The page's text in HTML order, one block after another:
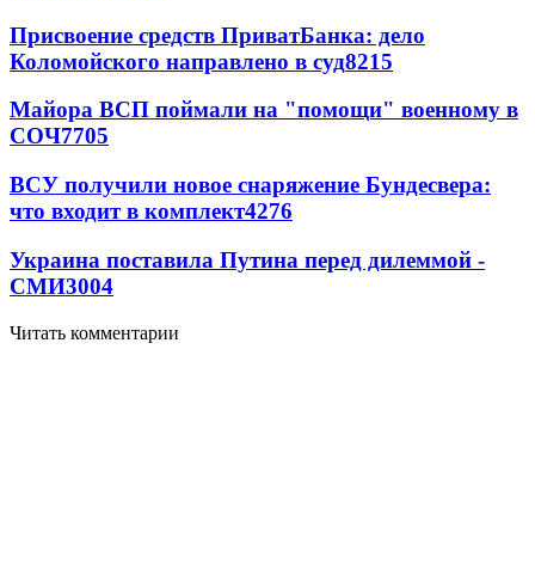
Присвоение средств ПриватБанка: дело
Коломойского направлено в суд8215
Майора ВСП поймали на "помощи" военному в
СОЧ7705
ВСУ получили новое снаряжение Бундесвера:
что входит в комплект4276
Украина поставила Путина перед дилеммой -
СМИ3004
Читать комментарии